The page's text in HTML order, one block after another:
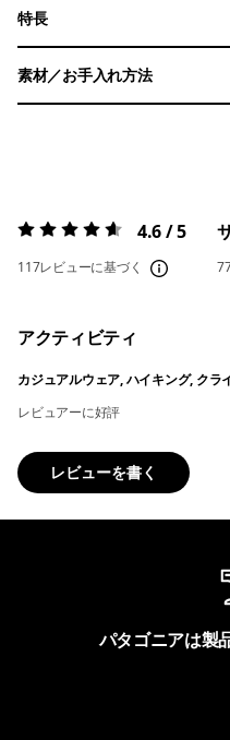
特長
素材／お手入れ方法
評価:4.6 / 5 4.6 / 5
117レビューに基づく
アクティビティ
カジュアルウェア, ハイキング, クラ
レビュアーに好評
レビューを書く
パタゴニアは製